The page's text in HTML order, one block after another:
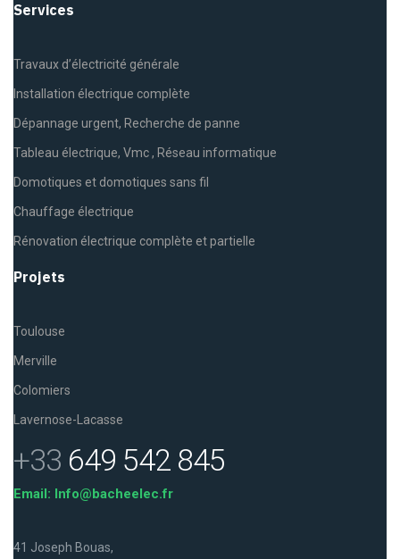
Services
Travaux d’électricité générale
Installation électrique complète
Dépannage urgent, Recherche de panne
Tableau électrique, Vmc , Réseau informatique
Domotiques et domotiques sans fil
Chauffage électrique
Rénovation électrique complète et partielle
Projets
Toulouse
Merville
Colomiers
Lavernose-Lacasse
+33 649 542 845
Email: Info@bacheelec.fr
41 Joseph Bouas,